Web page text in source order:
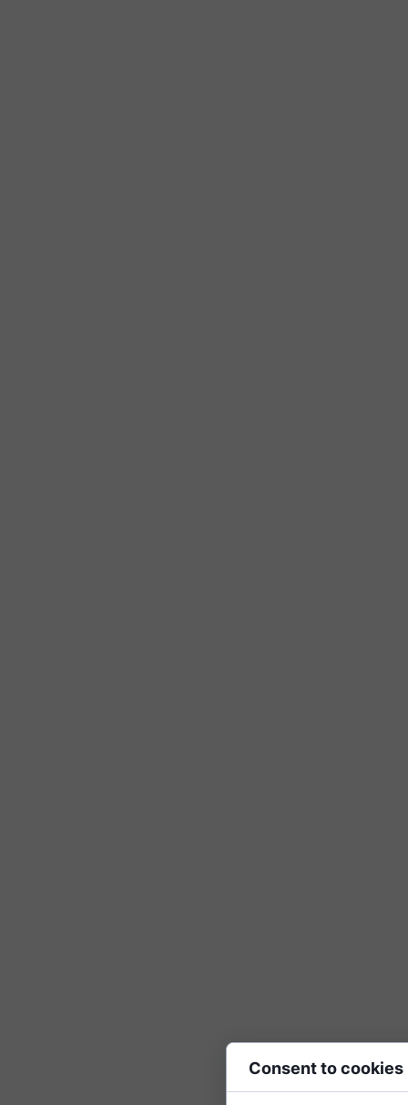
Consent to cookies